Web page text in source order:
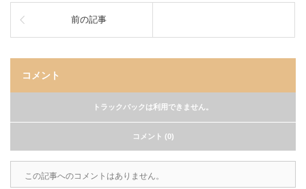
前の記事
コメント
トラックバックは利用できません。
コメント (0)
この記事へのコメントはありません。